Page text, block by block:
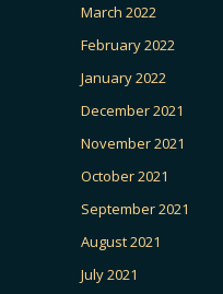
March 2022
February 2022
January 2022
December 2021
November 2021
October 2021
September 2021
August 2021
July 2021